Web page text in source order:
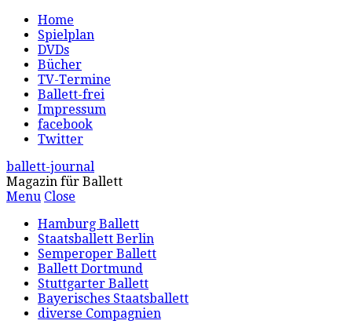
Home
Spielplan
DVDs
Bücher
TV-Termine
Ballett-frei
Impressum
facebook
Twitter
ballett-journal
Magazin für Ballett
Menu Close
Hamburg Ballett
Staatsballett Berlin
Semperoper Ballett
Ballett Dortmund
Stuttgarter Ballett
Bayerisches Staatsballett
diverse Compagnien